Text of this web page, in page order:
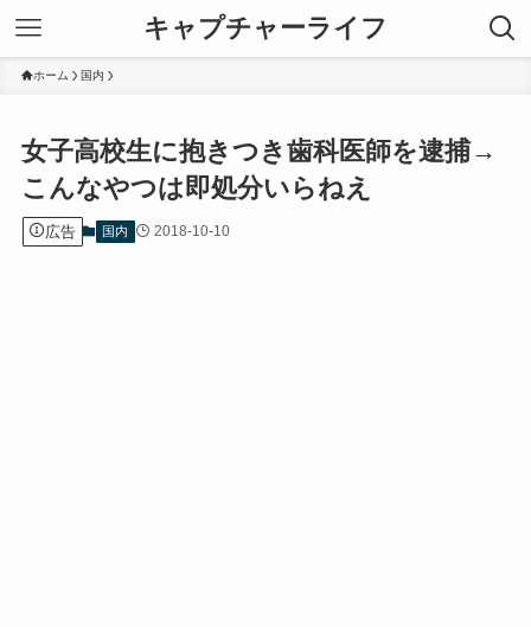
キャプチャーライフ
ホーム 国内
女子高校生に抱きつき歯科医師を逮捕→
こんなやつは即処分いらねえ
広告 国内 2018-10-10